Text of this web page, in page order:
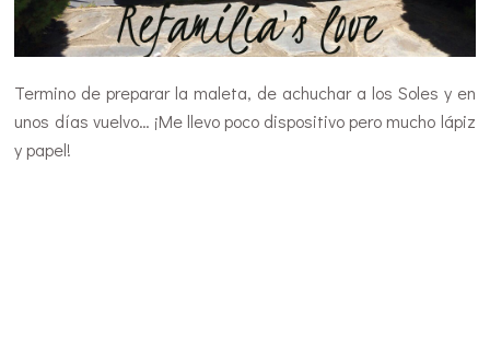
Termino de preparar la maleta, de achuchar a los Soles y en
unos días vuelvo… ¡Me llevo poco dispositivo pero mucho lápiz
y papel!